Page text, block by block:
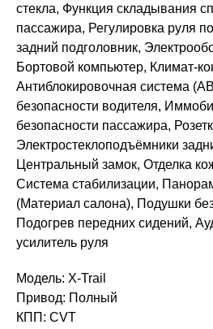
стекла, Функция складывания
пассажира, Регулировка руля
задний подголовник,
Бортовой компьютер, Климат-
Антиблокировочная система
безопасности водителя,
безопасности пассажира,
Электростеклоподъёмники
Центральный замок, Отделка
Система стабилизации,
(Материал салона), Подушки
Подогрев передних сидений,
усилитель руля
Модель: X-Trail
Привод: Полный
КПП: CVT